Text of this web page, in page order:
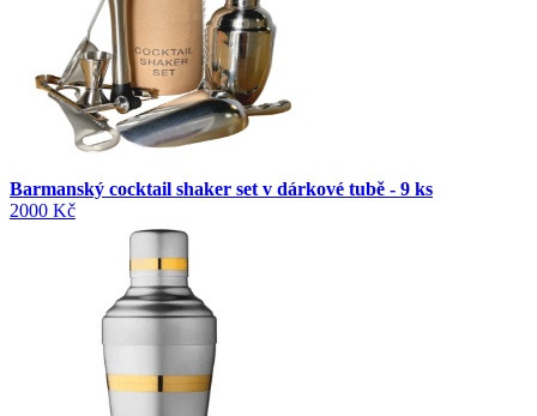
Barmanský cocktail shaker set v dárkové tubě - 9 ks
2000 Kč